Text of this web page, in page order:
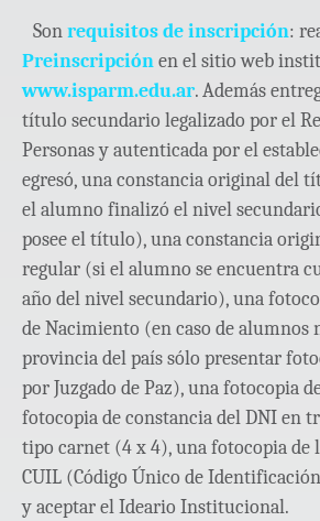
Sonrequisitos de inscripción:
Preinscripciónen el sitio web
www.isparm.edu.ar. Además
título secundario legalizado por el
Personas y autenticada por el
egresó, una constancia original del
el alumno finalizó el nivel
posee el título), una constancia
regular (si el alumno se encuentra
año del nivel secundario), una
de Nacimiento (en caso de alumnos
provincia del país sólo presentar
por Juzgado de Paz), una fotocopia
fotocopia de constancia del DNI en
tipo carnet (4 x 4), una fotocopia de
CUIL (Código Único de
y aceptar el Ideario Institucional.